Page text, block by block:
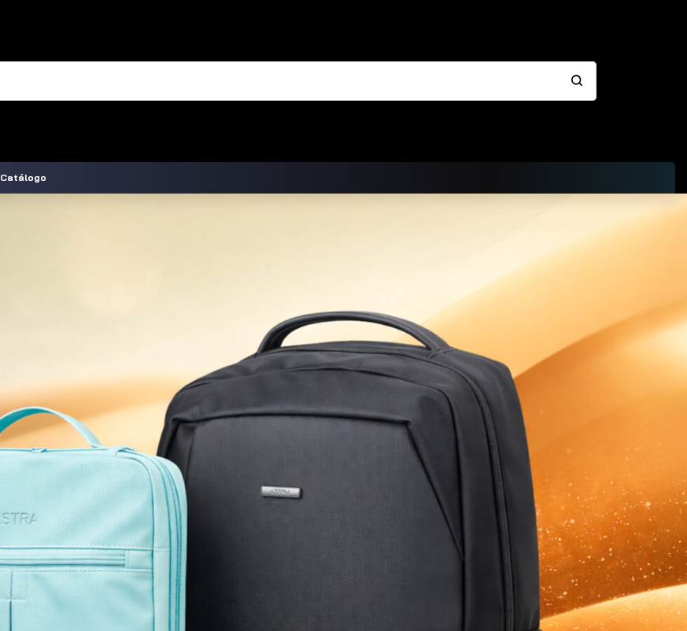
Catálogo